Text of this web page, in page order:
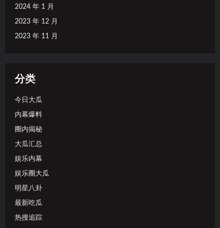
2024 年 1 月
2023 年 12 月
2023 年 11 月
分类
今日大瓜
内幕爆料
圈内揭秘
大瓜汇总
娱乐内幕
娱乐圈大瓜
明星八卦
最新吃瓜
热搜追踪